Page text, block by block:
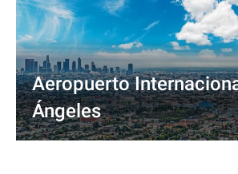
Aeropuerto
Ángeles